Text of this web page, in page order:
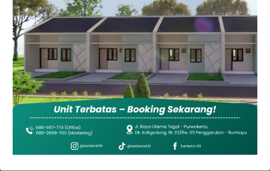
Agustus 5, 2026
Kolaborasi ICARE Buka Jalan Petani Losari
Menuju Pertanian Modern dan Berdaya
Saing
Perkuat Kemandirian Daerah, Pemkab
Brebes Pacu Optimalisasi PAD
Agustus 4, 2026